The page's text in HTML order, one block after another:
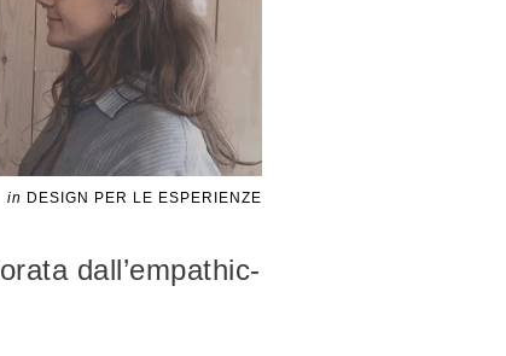
in DESIGN PER LE ESPERIENZE
dall’empathic-